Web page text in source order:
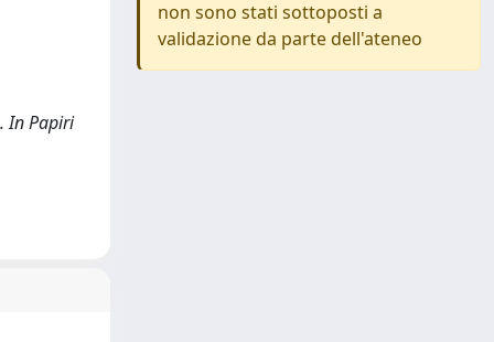
In Papiri
non sono stati sottoposti a
validazione da parte dell'ateneo